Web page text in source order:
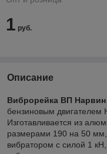
1 руб.
Описание
Виброрейка ВП Нарвин
бензиновым двигателем
Изготавливается из
размерами 190 на 50
вибратором с силой 1